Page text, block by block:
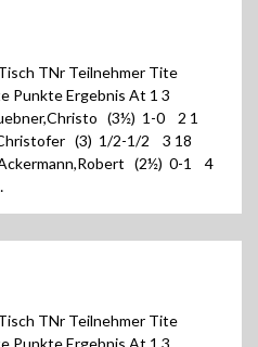
TNr Teilnehmer Tite
Punkte Ergebnis At 1 3
(3½) 1-0 2 1
(3) 1/2-1/2 3 18
(2½) 0-1 4
TNr Teilnehmer Tite
Punkte Ergebnis At 1 3